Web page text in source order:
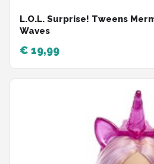
L.O.L. Surprise! Tweens
Waves
€ 19,99